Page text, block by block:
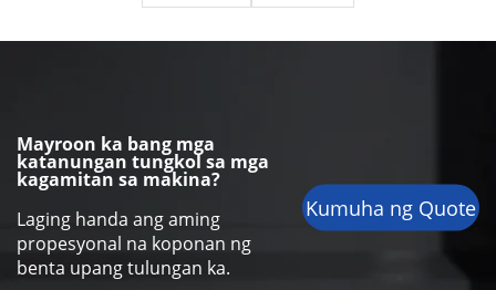
Mayroon ka bang mga
katanungan tungkol sa mga
kagamitan sa makina?
Laging handa ang aming
propesyonal na koponan ng
benta upang tulungan ka.
Kumuha ng Quote